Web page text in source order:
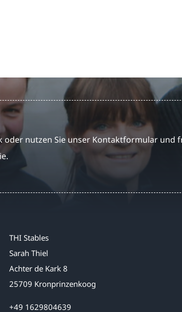
oder nutzen Sie unser Kontaktformular und
THI Stables
Sarah Thiel
Achter de Kark 8
25709 Kronprinzenkoog
+49 1629804639